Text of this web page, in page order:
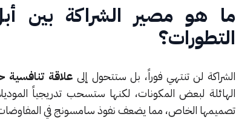
ما هو مصير الشراكة بين
التطورات؟
الشراكة لن تنتهي فوراً، بل ستتحول إلى علاقة تنافسية
تصميمها الخاص، مما يضعف نفوذ سامسونج في